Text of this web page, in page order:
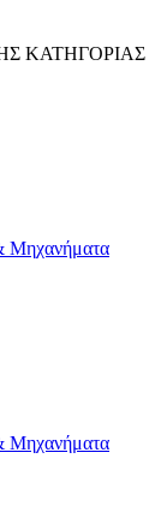
ΚΑΤΗΓΟΡΙΑΣ
Μηχανήματα
Μηχανήματα